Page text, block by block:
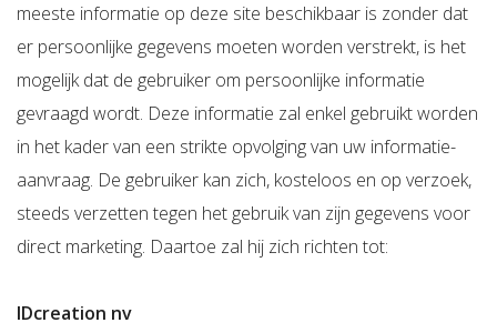
meeste informatie op deze site beschikbaar is zonder dat
er persoonlijke gegevens moeten worden verstrekt, is het
mogelijk dat de gebruiker om persoonlijke informatie
gevraagd wordt. Deze informatie zal enkel gebruikt worden
in het kader van een strikte opvolging van uw informatie-
aanvraag. De gebruiker kan zich, kosteloos en op verzoek,
steeds verzetten tegen het gebruik van zijn gegevens voor
direct marketing. Daartoe zal hij zich richten tot:
IDcreation nv